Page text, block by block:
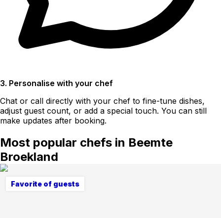
3. Personalise with your chef
Chat or call directly with your chef to fine-tune dishes,
adjust guest count, or add a special touch. You can still
make updates after booking.
Most popular chefs in Beemte
Broekland
Favorite of guests